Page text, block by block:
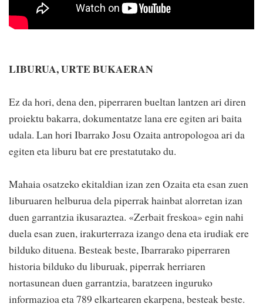
LIBURUA, URTE BUKAERAN
Ez da hori, dena den, piperraren bueltan lantzen ari diren
proiektu bakarra, dokumentatze lana ere egiten ari baita
udala. Lan hori Ibarrako Josu Ozaita antropologoa ari da
egiten eta liburu bat ere prestatutako du.
Mahaia osatzeko ekitaldian izan zen Ozaita eta esan zuen
liburuaren helburua dela piperrak hainbat alorretan izan
duen garrantzia ikusaraztea. «Zerbait freskoa» egin nahi
duela esan zuen, irakurterraza izango dena eta irudiak ere
bilduko dituena. Besteak beste, Ibarrarako piperraren
historia bilduko du liburuak, piperrak herriaren
nortasunean duen garrantzia, baratzeen inguruko
informazioa eta 789 elkartearen ekarpena, besteak beste.